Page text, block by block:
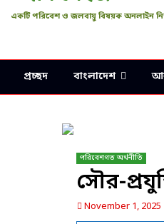
একটি পরিবেশ ও জলবায়ু বিষয়ক অনলাইন
প্রচ্ছদ বাংলাদেশ
পরিবেশগত অর্থনীতি
সৌর-
November 1, 2025